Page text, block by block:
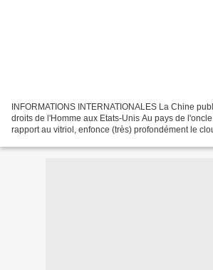
INFORMATIONS INTERNATIONALES La Chine
droits de l'Homme aux Etats-Unis Au pays de
rapport au vitriol, enfonce (très) profondément le